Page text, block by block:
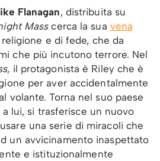
Flanagan, distribuita su
Masscerca la sua vena
e di fede, che da
che più incutono terrore. Nel
, il protagonista è Riley che è
per aver accidentalmente
volante. Torna nel suo paese
lui, si trasferisce un nuovo
una serie di miracoli che
un avvicinamento inaspettato
e istituzionalmente